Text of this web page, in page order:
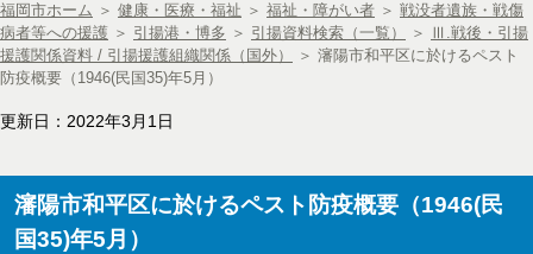
福岡市ホーム ＞ 健康・医療・福祉 ＞ 福祉・障がい者 ＞ 戦没者遺族・戦傷
病者等への援護 ＞ 引揚港・博多 ＞ 引揚資料検索（一覧） ＞
Ⅲ.戦後・引揚
援護関係資料 / 引揚援護組織関係（国外）
＞ 瀋陽市和平区に於けるペスト
防疫概要（1946(民国35)年5月）
更新日：2022年3月1日
瀋陽市和平区に於けるペスト防疫概要（1946(民
国35)年5月）